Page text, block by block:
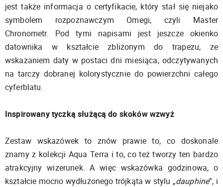
jest także informacja o certyfikacie, który stał się niejako
symbolem rozpoznawczym Omegi, czyli Master
Chronometr. Pod tymi napisami jest jeszcze okienko
datownika w kształcie zbliżonym do trapezu, ze
wskazaniem daty w postaci dni miesiąca, odczytywanych
na tarczy dobranej kolorystycznie do powierzchni całego
cyferblatu.
Inspirowany tyczką służącą do skoków wzwyż
Zestaw wskazówek to znów prawie to, co doskonale
znamy z kolekcji Aqua Terra i to, co też tworzy ten bardzo
atrakcyjny wizerunek. A więc wskazówka godzinowa, o
kształcie mocno wydłużonego trójkąta w stylu „dauphine”, i